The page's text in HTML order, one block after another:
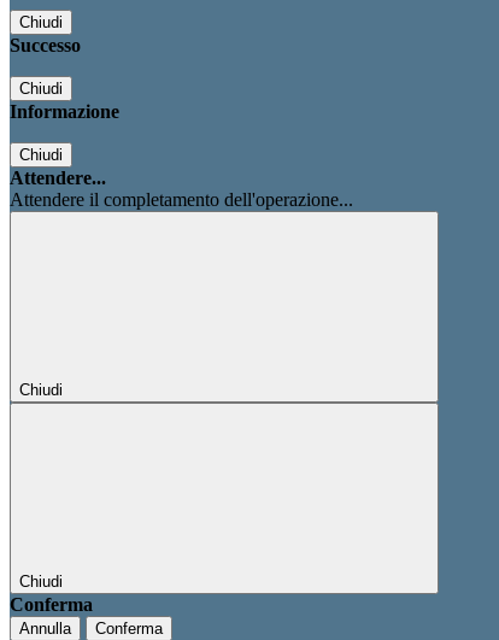
Chiudi
Successo
Chiudi
Informazione
Chiudi
Attendere...
Attendere il completamento dell'operazione...
Chiudi
Chiudi
Conferma
Annulla Conferma